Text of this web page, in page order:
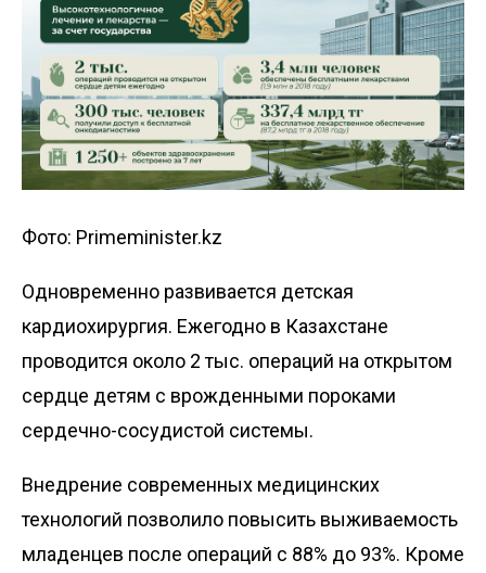
Фото: Primeminister.kz
Одновременно развивается детская
кардиохирургия. Ежегодно в Казахстане
проводится около 2 тыс. операций на открытом
сердце детям с врожденными пороками
сердечно-сосудистой системы.
Внедрение современных медицинских
технологий позволило повысить выживаемость
младенцев после операций с 88% до 93%. Кроме